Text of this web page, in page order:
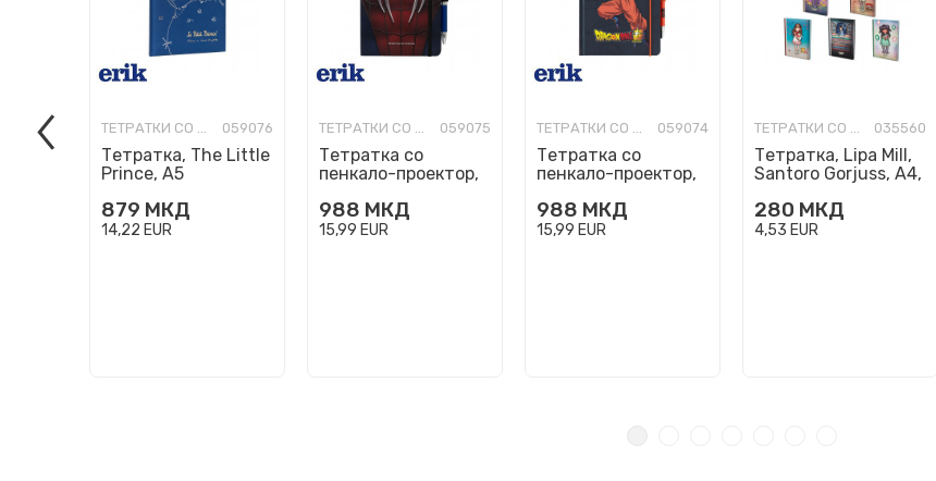
ТЕТРАТКИ СО ТВРДИ КОРИЦИ 059076
Тетратка, The Little
Prince, А5
879 МКД
14,22 EUR
ТЕТРАТКИ СО ТВРДИ КОРИЦИ 059075
Тетратка со
пенкало-проектор,
А5
988 МКД
15,99 EUR
ТЕТРАТКИ СО ТВРДИ КОРИЦИ 059074
Тетратка со
пенкало-проектор,
988 МКД
15,99 EUR
ТЕТРАТКИ СО ТВРДИ КОРИЦИ 035560
Тетратка, Lipa Mill,
Santoro Gorjuss, A4,
280 МКД
4,53 EUR